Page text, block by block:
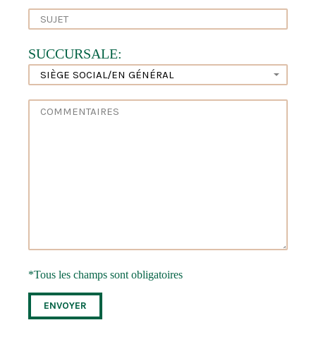
SUCCURSALE:
*Tous les champs sont obligatoires